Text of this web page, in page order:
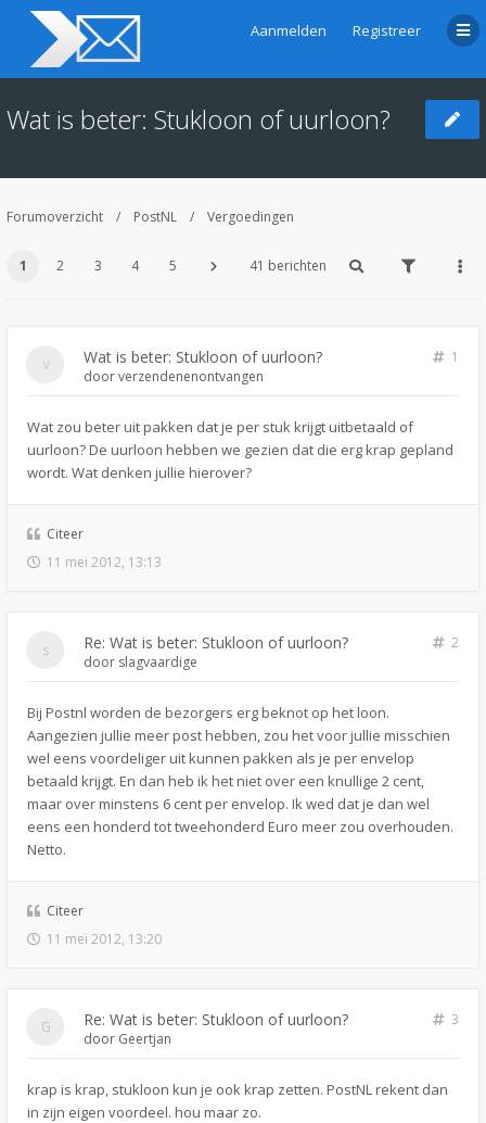
Aanmelden Registreer
Wat is beter: Stukloon of uurloon?
Forumoverzicht PostNL Vergoedingen
1 2 3 4 5 41 berichten
Wat is beter: Stukloon of uurloon?
1
doorverzendenenontvangen
Wat zou beter uit pakken dat je per stuk krijgt uitbetaald of
uurloon? De uurloon hebben we gezien dat die erg krap gepland
wordt. Wat denken jullie hierover?
Citeer
11 mei 2012, 13:13
Re: Wat is beter: Stukloon of uurloon?
2
door slagvaardige
Bij Postnl worden de bezorgers erg beknot op het loon.
Aangezien jullie meer post hebben, zou het voor jullie misschien
wel eens voordeliger uit kunnen pakken als je per envelop
betaald krijgt. En dan heb ik het niet over een knullige 2 cent,
maar over minstens 6 cent per envelop. Ik wed dat je dan wel
eens een honderd tot tweehonderd Euro meer zou overhouden.
Netto.
Citeer
11 mei 2012, 13:20
Re: Wat is beter: Stukloon of uurloon?
3
door Geertjan
krap is krap, stukloon kun je ook krap zetten. PostNL rekent dan
in zijn eigen voordeel. hou maar zo.